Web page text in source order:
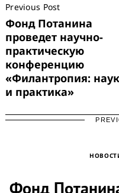
Navigation
Previous Post
Фонд Потанина
проведет научно-
практическую
конференцию
«Филантропия:
и практика»
Фонд